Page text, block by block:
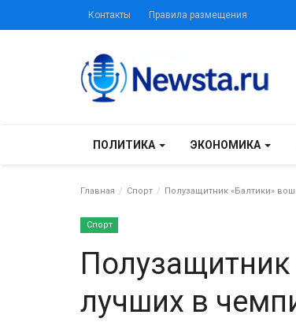
Контакты Правила размещения
ПОЛИТИКА ЭКОНОМИКА
Главная Спорт Полузащитник «Балтики»
Спорт
лучших в